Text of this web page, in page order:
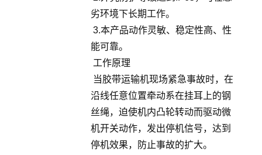
劣环境下长期工作。
3.本产品动作灵敏、稳定性高、性
能可靠。
工作原理
当胶带运输机现场紧急事故时，在
沿线任意位置牵动系在挂耳上的钢
丝绳，迫使机内凸轮转动而驱动微
机开关动作，发出停机信号，达到
停机效果，防止事故的扩大。